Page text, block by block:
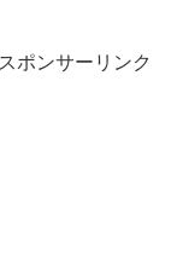
スポンサーリンク